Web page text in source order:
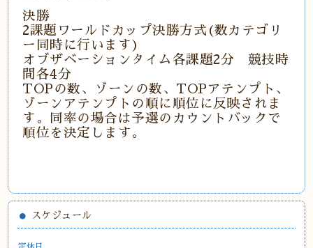
決勝
2課題ワールドカップ決勝方式(数カテゴリ
ー同時に行います)
オブザベーションタイム各課題2分 競技時
間各4分
TOPの数、ゾーンの数、TOPアテンプト、
ゾーンアテンプトの順に順位に反映されま
す。同率の場合は予選のカウントバックで
順位を決定します。
スケジュール